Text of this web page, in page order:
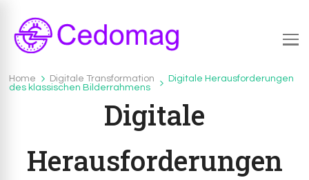
Cedomag.com
Digitalisierung
Home Digitale Transformation
Digitale Herausforderungen
des klassischen BilderrahmensDigitale Transformation
Digitale
Herausforderungen